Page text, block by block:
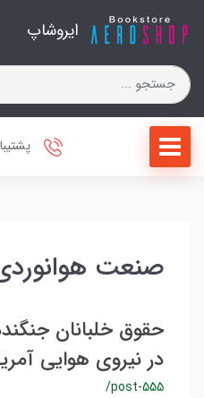
ایروشاپ
صنعت
در نیروی هوایی
/post-555